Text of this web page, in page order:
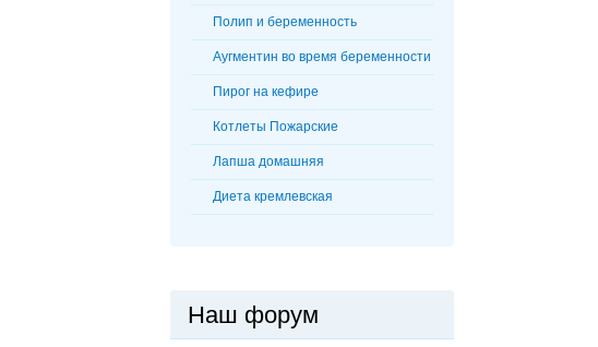
Полип и беременность
Аугментин во время беременности
Пирог на кефире
Котлеты Пожарские
Лапша домашняя
Диета кремлевская
Наш форум